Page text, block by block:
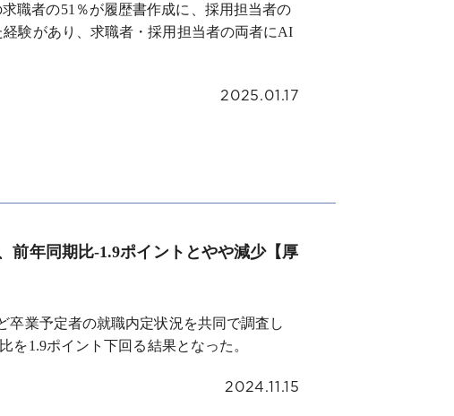
職者の51％が履歴書作成に、採用担当者の
験があり、求職者・採用担当者の両者にAI
2025.01.17
前年同期比-1.9ポイントとやや減少【厚
卒業予定者の就職内定状況を共同で調査し
を1.9ポイント下回る結果となった。
2024.11.15